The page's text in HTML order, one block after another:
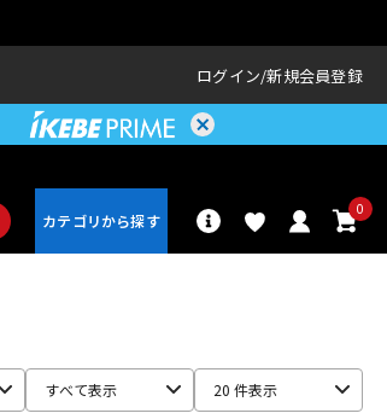
ログイン 新規会員登録
0
すべて表示 20 件表示